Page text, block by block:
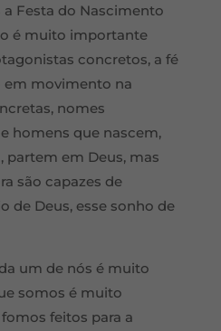
Festa do Nascimento
é muito importante
concretos, a fé
em movimento na
nomes
homens que nascem,
partem em Deus, mas
são capazes de
de Deus, esse sonho de
um de nós é muito
somos é muito
feitos para a